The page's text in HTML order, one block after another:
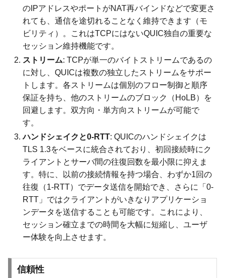
のIPアドレスやポートがNAT再バインドなどで変更さ
れても、通信を途切れることなく維持できます（モ
ビリティ）。これはTCPにはないQUIC独自の重要な
セッション維持機能です。
ストリーム: TCPが単一のバイトストリームであるの
に対し、QUICは複数の独立したストリームをサポー
トします。各ストリームは個別のフロー制御と順序
保証を持ち、他のストリームのブロック（HoLB）を
回避します。双方向・単方向ストリームが可能で
す。
ハンドシェイクと0-RTT: QUICのハンドシェイクは
TLS 1.3をベースに統合されており、初回接続時にク
ライアントとサーバ間の往復回数を最小限に抑えま
す。特に、以前の接続情報を持つ場合、わずか1回の
往復（1-RTT）でデータ送信を開始でき、さらに「0-
RTT」ではクライアントがいきなりアプリケーショ
ンデータを送信することも可能です。これにより、
セッション確立までの時間を大幅に短縮し、ユーザ
ー体験を向上させます。
信頼性